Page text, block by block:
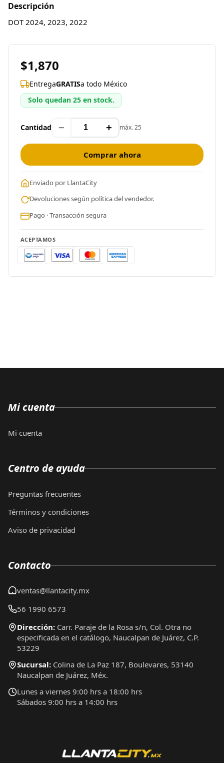
Descripción
DOT 2024, 2023, 2022
$1,870
EntregaGRATISa todo México
Solo quedan 25 en stock.
Cantidad − + máx. 25
Comprar ahora
Enviado por LlantaCity
Devoluciones según política del vendedor.
Pago · Transacción segura
ACEPTAMOS
Mi cuenta
Mi cuenta
Centro de ayuda
Preguntas frecuentes
Términos y condiciones
Aviso de privacidad
Contacto
ventas@llantacity.mx
56 1990 6573
Dirección: Carr. Paraje de la Rosa s/n, Col. Otra no
especificada en el catálogo, Naucalpan de Juárez, C.P.
53229
Sucursal: Colina de La Paz 187, Boulevares, 53140
Naucalpan de Juárez, Méx.
Lunes a viernes 9:00 hrs a 18:00 hrs
Sábados 9:00 hrs a 14:00 hrs